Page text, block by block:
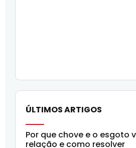
ÚLTIMOS ARTIGOS
Por que chove e o esgoto
relação e como resolver